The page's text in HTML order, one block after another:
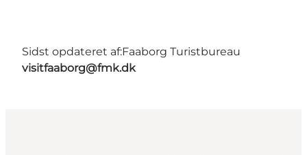
Sidst opdateret af:Faaborg Turistbureau
visitfaaborg@fmk.dk